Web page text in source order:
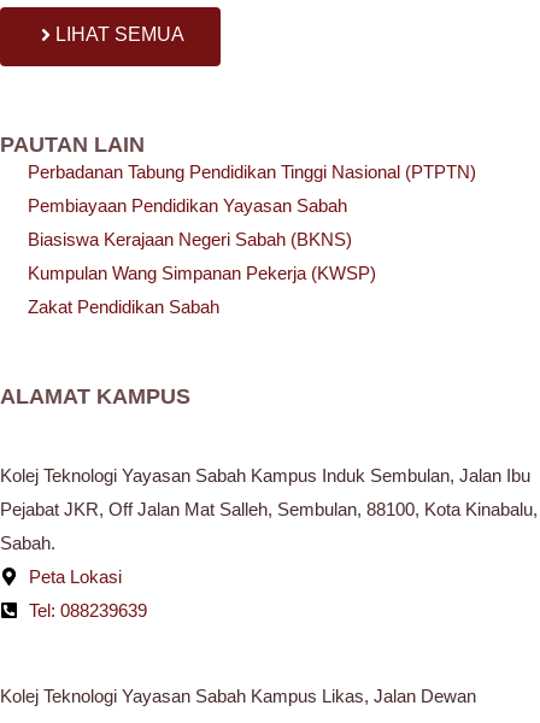
LIHAT SEMUA
PAUTAN LAIN
Perbadanan Tabung Pendidikan Tinggi Nasional (PTPTN)
Pembiayaan Pendidikan Yayasan Sabah
Biasiswa Kerajaan Negeri Sabah (BKNS)
Kumpulan Wang Simpanan Pekerja (KWSP)
Zakat Pendidikan Sabah
ALAMAT KAMPUS
Kolej Teknologi Yayasan Sabah Kampus Induk Sembulan, Jalan Ibu
Pejabat JKR, Off Jalan Mat Salleh, Sembulan, 88100, Kota Kinabalu,
Sabah.
Peta Lokasi
Tel: 088239639
Kolej Teknologi Yayasan Sabah Kampus Likas, Jalan Dewan